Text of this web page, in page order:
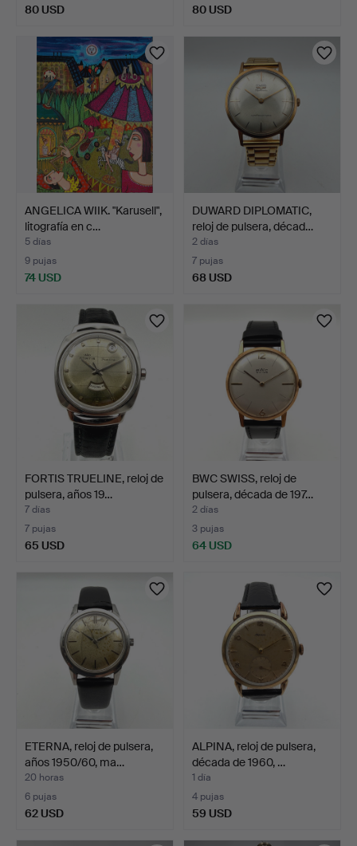
80 USD 80 USD
ANGELICA WIIK. "Karusell",
litografía en c…
5 días
9 pujas
74 USD
DUWARD DIPLOMATIC,
reloj de pulsera, décad…
2 días
7 pujas
68 USD
FORTIS TRUELINE, reloj de
pulsera, años 19…
7 días
7 pujas
65 USD
BWC SWISS, reloj de
pulsera, década de 197…
2 días
3 pujas
64 USD
ETERNA, reloj de pulsera,
años 1950/60, ma…
20 horas
6 pujas
62 USD
ALPINA, reloj de pulsera,
década de 1960, …
1 día
4 pujas
59 USD